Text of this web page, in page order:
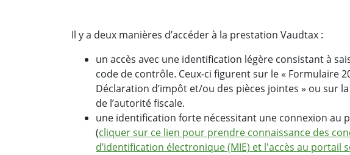
Il y a deux manières d’accéder à la prestation Vaudtax :
un accès avec une identification légère consistant à
code de contrôle. Ceux-ci figurent sur le « Formulaire
Déclaration d’impôt et/ou des pièces jointes » ou sur
de l’autorité fiscale.
une identification forte nécessitant une connexion au
(cliquer sur ce lien pour prendre connaissance des
d’identification électronique (MIE) et l'accès au portail